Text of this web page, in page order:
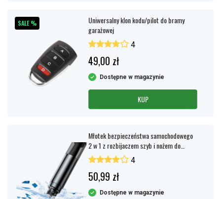
SALE %
Uniwersalny klon kodu/pilot do bramy
garażowej
4
49,00 zł
Dostępne w magazynie
KUP
Młotek bezpieczeństwa samochodowego
2 w 1 z rozbijaczem szyb i nożem do
pasów – Czarny 4
50,99 zł
Dostępne w magazynie